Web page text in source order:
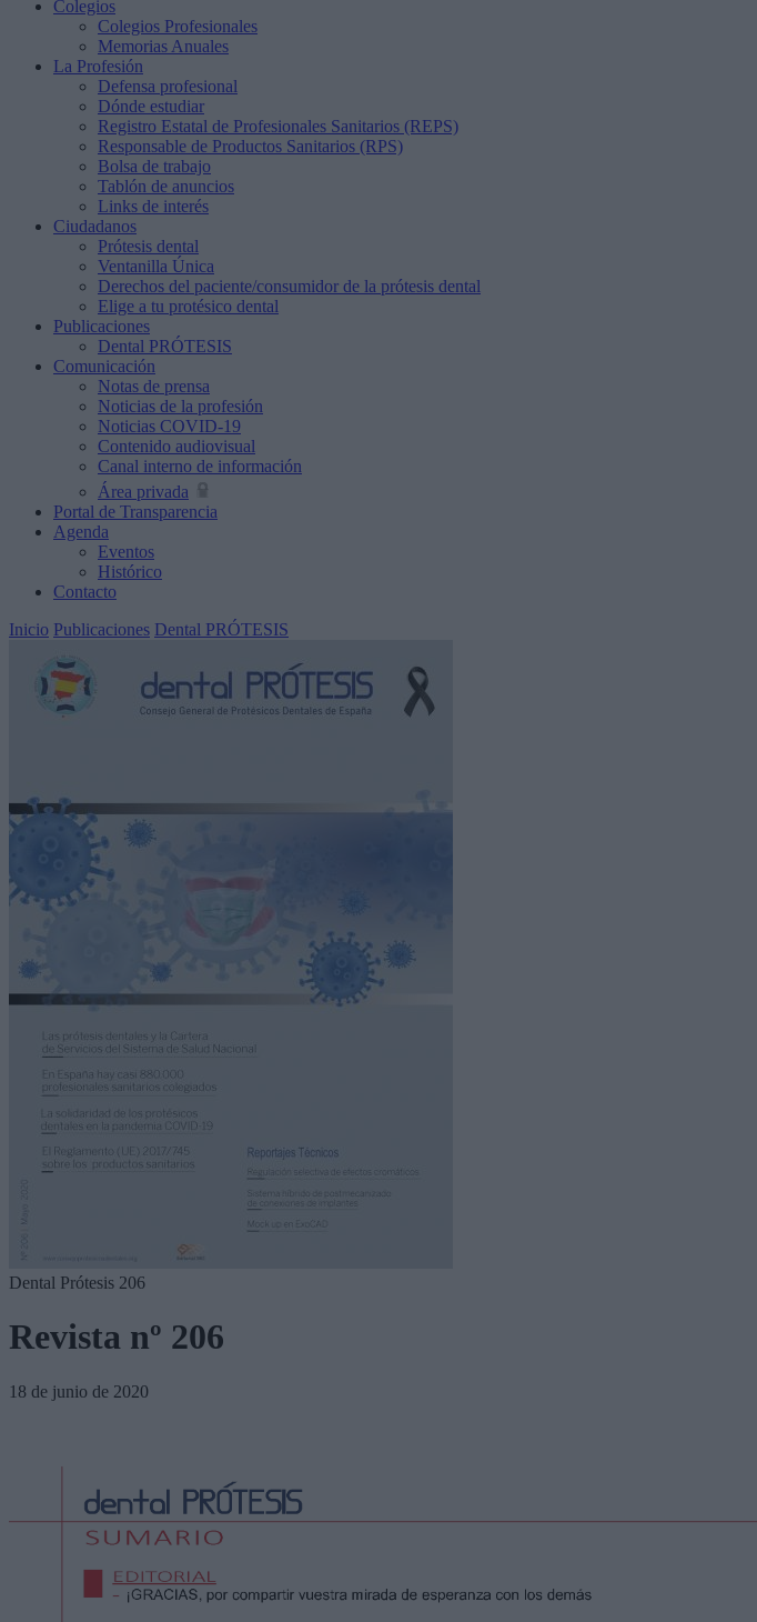
Colegios
Colegios Profesionales
Memorias Anuales
La Profesión
Defensa profesional
Dónde estudiar
Registro Estatal de Profesionales Sanitarios (REPS)
Responsable de Productos Sanitarios (RPS)
Bolsa de trabajo
Tablón de anuncios
Links de interés
Ciudadanos
Prótesis dental
Ventanilla Única
Derechos del paciente/consumidor de la prótesis dental
Elige a tu protésico dental
Publicaciones
Dental PRÓTESIS
Comunicación
Notas de prensa
Noticias de la profesión
Noticias COVID-19
Contenido audiovisual
Canal interno de información
Área privada
Portal de Transparencia
Agenda
Eventos
Histórico
Contacto
Inicio Publicaciones Dental PRÓTESIS
Dental Prótesis 206
Revista nº 206
18 de junio de 2020